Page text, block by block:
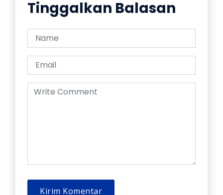
Tinggalkan Balasan